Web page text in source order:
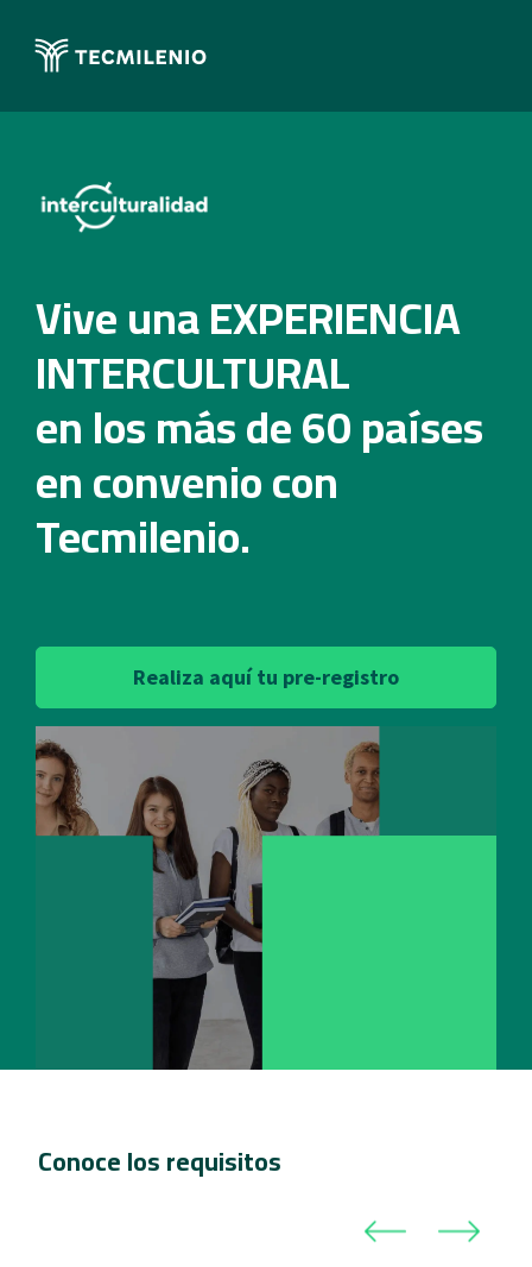
Vive una EXPERIENCIA
INTERCULTURAL
en los más de 60 países
en convenio con
Tecmilenio.
Realiza aquí tu pre-registro
Conoce los requisitos